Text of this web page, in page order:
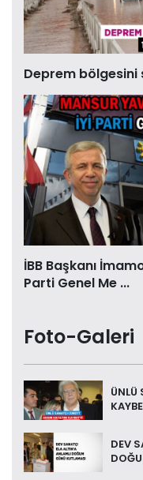
Deprem bölgesini
İBB Başkanı
Parti Genel Me ...
Foto-Galeri
ÜNLÜ
DEV